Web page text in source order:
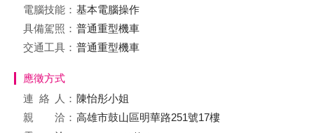
電腦技能： 基本電腦操作
具備駕照： 普通重型機車
交通工具： 普通重型機車
應徵方式
連絡
人： 陳怡彤小姐
親 洽： 高雄市鼓山區明華路251號17樓